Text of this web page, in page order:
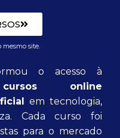
site.
o acesso à
cursos online
em tecnologia,
Cada curso foi
para o mercado